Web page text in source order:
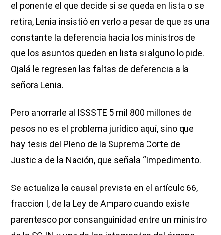
el ponente el que decide si se queda en lista o se
retira, Lenia insistió en verlo a pesar de que es una
constante la deferencia hacia los ministros de
que los asuntos queden en lista si alguno lo pide.
Ojalá le regresen las faltas de deferencia a la
señora Lenia.
Pero ahorrarle al ISSSTE 5 mil 800 millones de
pesos no es el problema jurídico aquí, sino que
hay tesis del Pleno de la Suprema Corte de
Justicia de la Nación, que señala “Impedimento.
Se actualiza la causal prevista en el artículo 66,
fracción I, de la Ley de Amparo cuando existe
parentesco por consanguinidad entre un ministro